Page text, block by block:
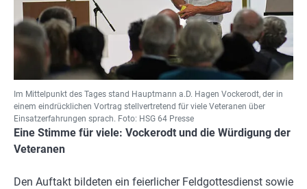
Im Mittelpunkt des Tages stand Hauptmann a.D. Hagen Vockerodt, der in
einem eindrücklichen Vortrag stellvertretend für viele Veteranen über
Einsatzerfahrungen sprach. Foto: HSG 64 Presse
Eine Stimme für viele: Vockerodt und die Würdigung der
Veteranen
Den Auftakt bildeten ein feierlicher Feldgottesdienst sowie